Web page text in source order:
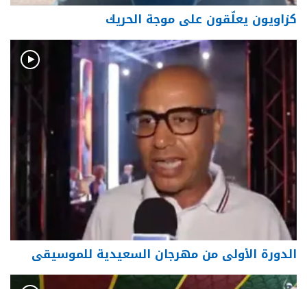
كزاويون يعلّقون على موجة الحريك
الدورة الأولى من مهرجان السعيدية للموسيقى